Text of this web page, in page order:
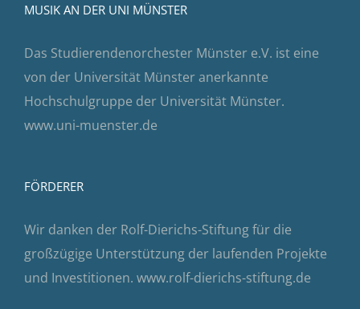
MUSIK AN DER UNI MÜNSTER
Das Studierendenorchester Münster e.V. ist eine
von der Universität Münster anerkannte
Hochschulgruppe der Universität Münster.
www.uni-muenster.de
FÖRDERER
Wir danken der Rolf-Dierichs-Stiftung für die
großzügige Unterstützung der laufenden Projekte
und Investitionen. www.rolf-dierichs-stiftung.de